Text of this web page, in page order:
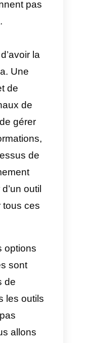
mieux vos
permettra
de
clients
de vos
pour
une
et simple
De plus,
qui
sera
point. Vos